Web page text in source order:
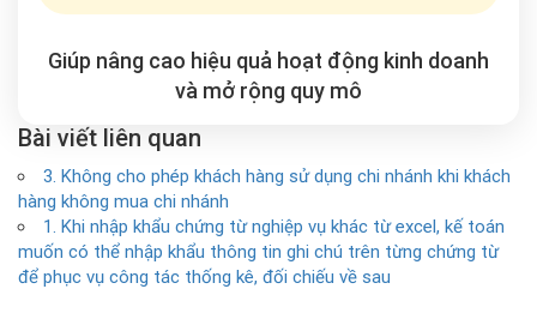
Giúp nâng cao hiệu quả hoạt động kinh doanh
và mở rộng quy mô
Bài viết liên quan
3. Không cho phép khách hàng sử dụng chi nhánh khi khách
hàng không mua chi nhánh
1. Khi nhập khẩu chứng từ nghiệp vụ khác từ excel, kế toán
muốn có thể nhập khẩu thông tin ghi chú trên từng chứng từ
để phục vụ công tác thống kê, đối chiếu về sau